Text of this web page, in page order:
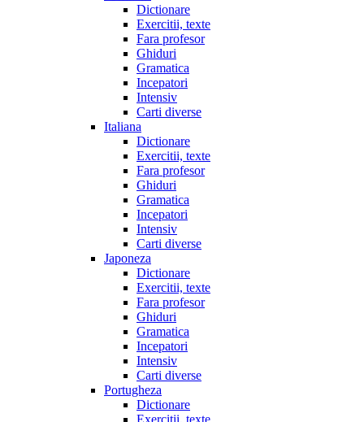
Dictionare
Exercitii, texte
Fara profesor
Ghiduri
Gramatica
Incepatori
Intensiv
Carti diverse
Italiana
Dictionare
Exercitii, texte
Fara profesor
Ghiduri
Gramatica
Incepatori
Intensiv
Carti diverse
Japoneza
Dictionare
Exercitii, texte
Fara profesor
Ghiduri
Gramatica
Incepatori
Intensiv
Carti diverse
Portugheza
Dictionare